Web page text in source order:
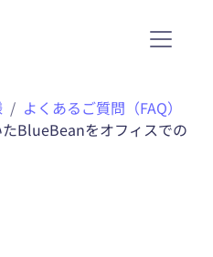
よくあるご質問（FAQ）
BlueBeanをオフィスでの